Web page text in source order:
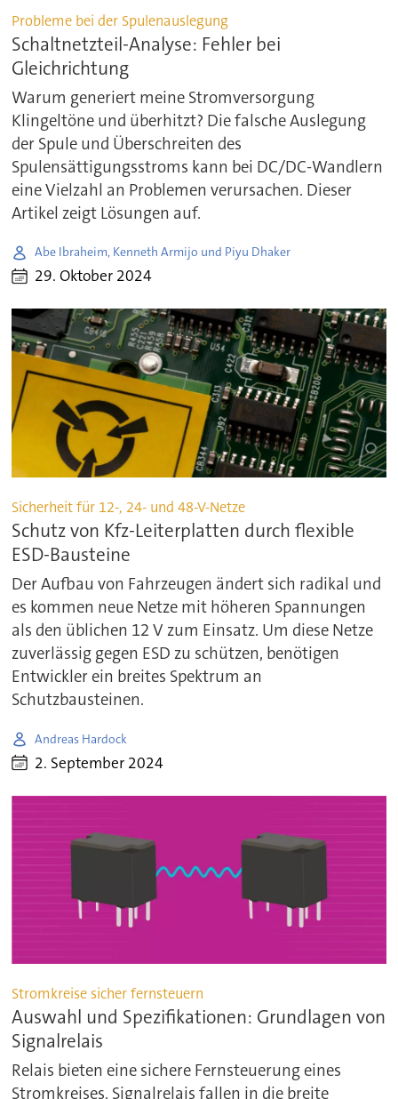
Probleme bei der Spulenauslegung
Schaltnetzteil-Analyse: Fehler bei
Gleichrichtung
Warum generiert meine Stromversorgung
Klingeltöne und überhitzt? Die falsche Auslegung
der Spule und Überschreiten des
Spulensättigungsstroms kann bei DC/DC-Wandlern
eine Vielzahl an Problemen verursachen. Dieser
Artikel zeigt Lösungen auf.
Abe Ibraheim, Kenneth Armijo und Piyu Dhaker
29. Oktober 2024
Sicherheit für 12-, 24- und 48-V-Netze
Schutz von Kfz-Leiterplatten durch flexible
ESD-Bausteine
Der Aufbau von Fahrzeugen ändert sich radikal und
es kommen neue Netze mit höheren Spannungen
als den üblichen 12 V zum Einsatz. Um diese Netze
zuverlässig gegen ESD zu schützen, benötigen
Entwickler ein breites Spektrum an
Schutzbausteinen.
Andreas Hardock
2. September 2024
Stromkreise sicher fernsteuern
Auswahl und Spezifikationen: Grundlagen von
Signalrelais
Relais bieten eine sichere Fernsteuerung eines
Stromkreises. Signalrelais fallen in die breite